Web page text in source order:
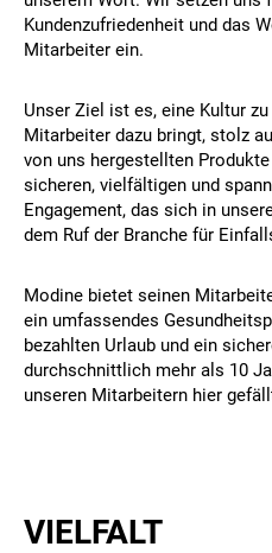
Kundenzufriedenheit und das
Mitarbeiter ein.
Unser Ziel ist es, eine Kultur
Mitarbeiter dazu bringt, stolz
von uns hergestellten
sicheren, vielfältigen und
Engagement, das sich in
dem Ruf der Branche für
Modine bietet seinen
ein umfassendes
bezahlten Urlaub und ein
durchschnittlich mehr als 10
unseren Mitarbeitern hier
VIELFALT